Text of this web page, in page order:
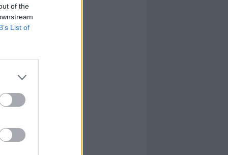
of the
List of